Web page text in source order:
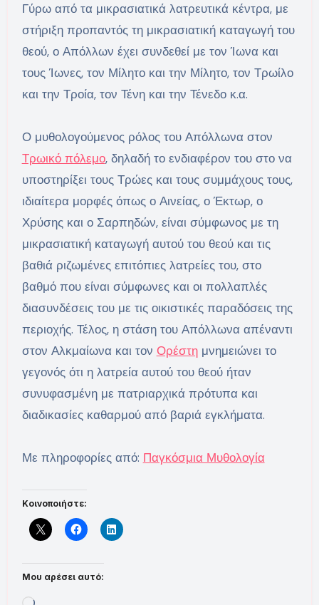
Γύρω από τα μικρασιατικά λατρευτικά κέντρα, με
στήριξη προπαντός τη μικρασιατική καταγωγή του
θεού, ο Απόλλων έχει συνδεθεί με τον Ίωνα και
τους Ίωνες, τον Μίλητο και την Μίλητο, τον Τρωίλο
και την Τροία, τον Τένη και την Τένεδο κ.α.
Ο μυθολογούμενος ρόλος του Απόλλωνα στον
Τρωικό πόλεμο, δηλαδή το ενδιαφέρον του στο να
υποστηρίξει τους Τρώες και τους συμμάχους τους,
ιδιαίτερα μορφές όπως ο Αινείας, ο Έκτωρ, ο
Χρύσης και ο Σαρπηδών, είναι σύμφωνος με τη
μικρασιατική καταγωγή αυτού του θεού και τις
βαθιά ριζωμένες επιτόπιες λατρείες του, στο
βαθμό που είναι σύμφωνες και οι πολλαπλές
διασυνδέσεις του με τις οικιστικές παραδόσεις της
περιοχής. Τέλος, η στάση του Απόλλωνα απέναντι
στον Αλκμαίωνα και τον Ορέστημνημειώνει το
γεγονός ότι η λατρεία αυτού του θεού ήταν
συνυφασμένη με πατριαρχικά πρότυπα και
διαδικασίες καθαρμού από βαριά εγκλήματα.
Με πληροφορίες από: Παγκόσμια Μυθολογία
Κοινοποιήστε:
Μου αρέσει αυτό:
Loading…